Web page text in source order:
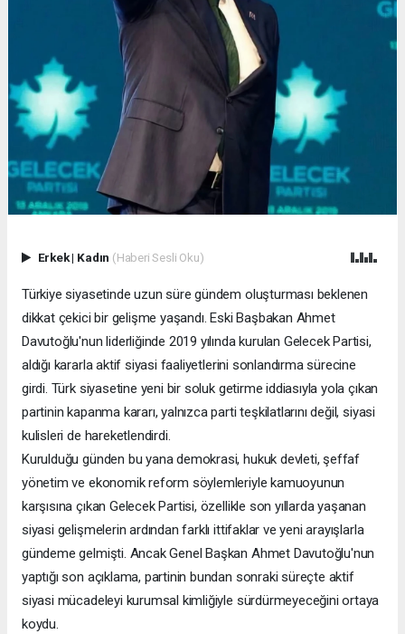
Erkek| Kadın (Haberi Sesli Oku)
Türkiye siyasetinde uzun süre gündem oluşturması beklenen
dikkat çekici bir gelişme yaşandı. Eski Başbakan Ahmet
Davutoğlu'nun liderliğinde 2019 yılında kurulan Gelecek Partisi,
aldığı kararla aktif siyasi faaliyetlerini sonlandırma sürecine
girdi. Türk siyasetine yeni bir soluk getirme iddiasıyla yola çıkan
partinin kapanma kararı, yalnızca parti teşkilatlarını değil, siyasi
kulisleri de hareketlendirdi.
Kurulduğu günden bu yana demokrasi, hukuk devleti, şeffaf
yönetim ve ekonomik reform söylemleriyle kamuoyunun
karşısına çıkan Gelecek Partisi, özellikle son yıllarda yaşanan
siyasi gelişmelerin ardından farklı ittifaklar ve yeni arayışlarla
gündeme gelmişti. Ancak Genel Başkan Ahmet Davutoğlu'nun
yaptığı son açıklama, partinin bundan sonraki süreçte aktif
siyasi mücadeleyi kurumsal kimliğiyle sürdürmeyeceğini ortaya
koydu.